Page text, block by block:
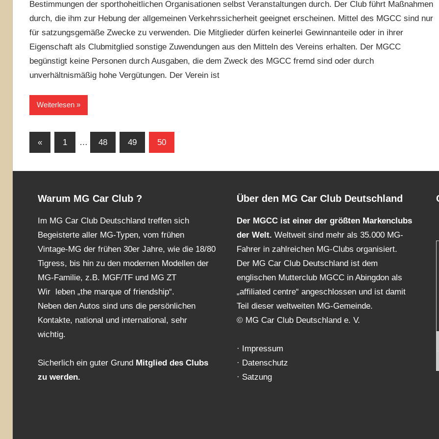
Bestimmungen der sporthoheitlichen Organisationen selbst Veranstaltungen durch. Der Club führt Maßnahmen
durch, die ihm zur Hebung der allgemeinen Verkehrssicherheit geeignet erscheinen. Mittel des MGCC sind nur
für satzungsgemäße Zwecke zu verwenden. Die Mitglieder dürfen keinerlei Gewinnanteile oder in ihrer
Eigenschaft als Clubmitglied sonstige Zuwendungen aus den Mitteln des Vereins erhalten. Der MGCC
begünstigt keine Personen durch Ausgaben, die dem Zweck des MGCC fremd sind oder durch
unverhältnismäßig hohe Vergütungen. Der Verein ist
Weiterlesen
Seitennummerierung
«Vorherige
Beiträge
1 … 48 49 50
Warum MG Car Club ?
Im MG Car Club Deutschland treffen sich
Begeisterte aller MG-Typen, vom frühen
Vintage-MG der frühen 30er Jahre, wie die 18/80
Tigress, bis hin zu den modernen Modellen der
MG-Familie, z.B. MGF/TF und MG ZT
Wir leben „the marque of friendship“.
Neben den Autos sind uns die persönlichen
Kontakte, national und international, sehr
wichtig.
Sicherlich ein guter Grund Mitglied des Clubs
zu werden.
Über den MG Car Club Deutschland
Der MGCC ist einer der größten Markenclubs
der Welt.Weltweit sind mehr als 35.000 MG-
Fahrer in zahlreichen MG-Clubs organisiert.
Der MG Car Club Deutschland ist dem
englischen Mutterclub MGCC in Abingdon als
„affiliated centre“ angeschlossen und ist damit
Teil dieser weltweiten MG-Gemeinde.
© MG Car Club Deutschland e. V.
· Impressum
· Datenschutz
· Satzung